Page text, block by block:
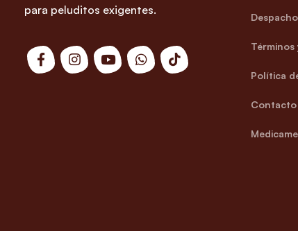
para peluditos exigentes.
Términos
Política
Contacto